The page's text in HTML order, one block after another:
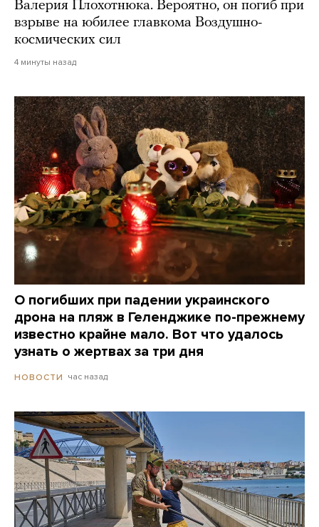
Валерия Плохотнюка. Вероятно, он погиб при
взрыве на юбилее главкома Воздушно-
космических сил
4 минуты назад
О погибших при падении украинского
дрона на пляж в Геленджике по-прежнему
известно крайне мало. Вот что удалось
узнать о жертвах за три дня
НОВОСТИ час назад